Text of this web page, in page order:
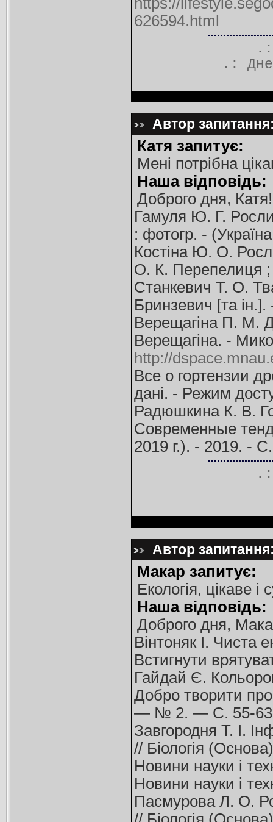
626594.html
.:
Автор
Катя запитує:
Мені потрібна
Наша відповідь:
Доброго дня,
Гамуля Ю. Г.
: фотогр. -
Костіна Ю. О.
О. К. Перепелиця
Станкевич Т. О.
Бринзевич [та
Верещагіна П. М.
Верещагіна. -
http://
Все о гортензии
дані. - Режим
Радюшкина К. В.
Современные
2019 г.). - 2019. -
Автор
Макар запитує:
Екологія, цікаве і
Наша відповідь:
Доброго дня,
Вінтоняк І.
Встигнути
Гайдай Є.
Добро творити
— № 2. — С. 55-
Завгородня Т. І.
// Біологія
Новини науки і
Новини науки і
Пасмурова Л. О.